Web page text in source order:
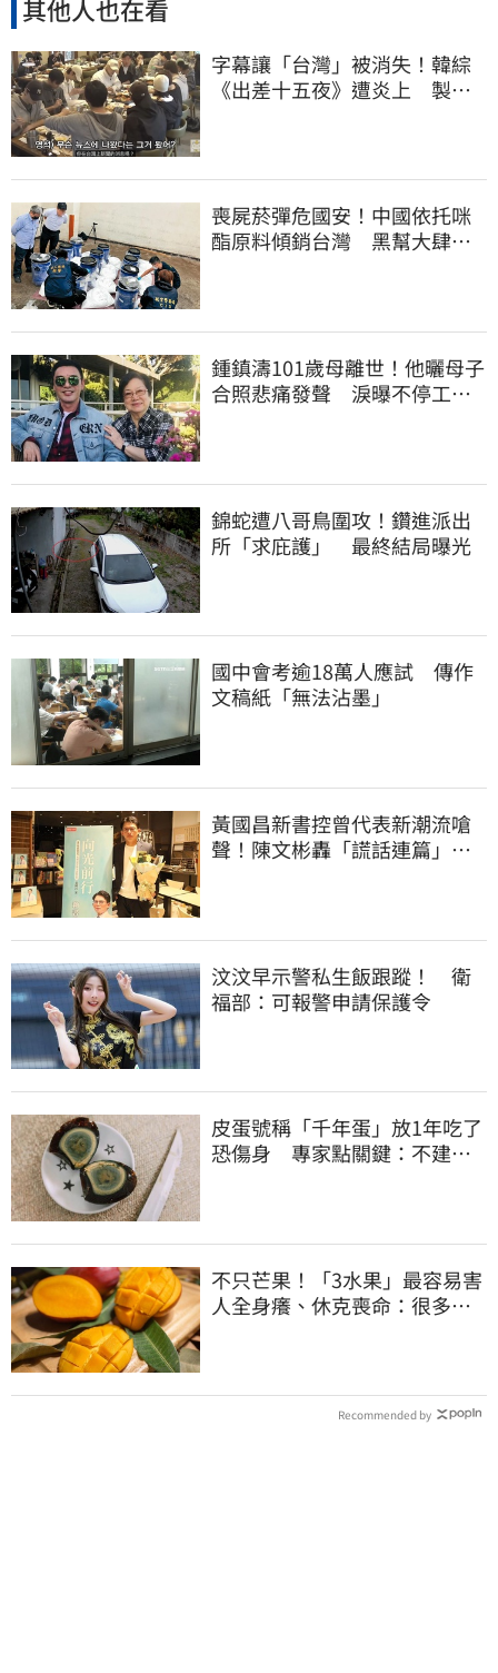
其他人也在看
字幕讓「台灣」被消失！韓綜
《出差十五夜》遭炎上 製作
喪屍菸彈危國安！中國依托咪
酯原料傾銷台灣 黑幫大肆走
鍾鎮濤101歲母離世！他曬母子
合照悲痛發聲 淚曝不停工原
錦蛇遭八哥鳥圍攻！鑽進派出
所「求庇護」 最終結局曝光
國中會考逾18萬人應試 傳作
文稿紙「無法沾墨」
黃國昌新書控曾代表新潮流嗆
聲！陳文彬轟「謊話連篇」：
汶汶早示警私生飯跟蹤！ 衛
福部：可報警申請保護令
皮蛋號稱「千年蛋」放1年吃了
恐傷身 專家點關鍵：不建議
不只芒果！「3水果」最容易害
人全身癢、休克喪命：很多人
Recommended by